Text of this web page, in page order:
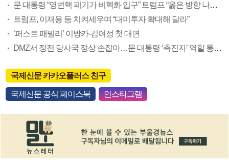
문 대통령 “영변핵 폐기가 비핵화 입구” 트럼프 “옳은 방향 나가길”
트럼프, 이재용 등 치켜세우며 “대미투자 확대해 달라”
‘퍼스트 패밀리’ 이방카-김여정 첫 대면
DMZ서 정전 당사국 정상 손잡아…문 대통령 ‘촉진자’ 역할 통했다
국제신문 카카오플러스 친구
국제신문 공식 페이스북 인스타그램